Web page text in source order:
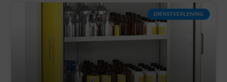
DIENSTVERLENING